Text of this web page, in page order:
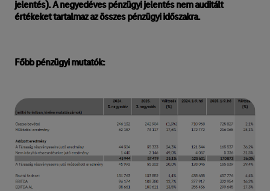
jelentés). A negyedéves pénzügyi jelentés nem auditált
értékeket tartalmaz az összes pénzügyi időszakra.
Főbb pénzügyi mutatók: